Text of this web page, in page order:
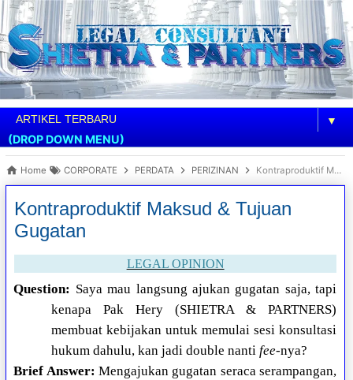
▼
(DROP DOWN MENU)
Home CORPORATE PERDATA PERIZINAN Kontraproduktif Maksud & Tujuan Gugatan
Kontraproduktif Maksud & Tujuan
Gugatan
LEGAL OPINION
Question: Saya mau langsung ajukan gugatan saja, tapi
kenapa Pak Hery (SHIETRA & PARTNERS)
membuat kebijakan untuk memulai sesi konsultasi
hukum dahulu, kan jadi double nantifee-nya?
Brief Answer: Mengajukan gugatan seraca serampangan,